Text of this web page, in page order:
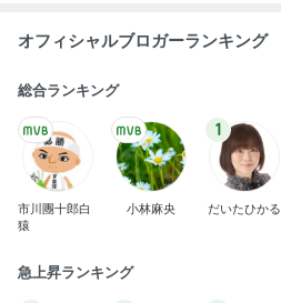
オフィシャルブロガーランキング
総合ランキング
市川團十郎白
猿
小林麻央
1
だいたひかる
急上昇ランキング